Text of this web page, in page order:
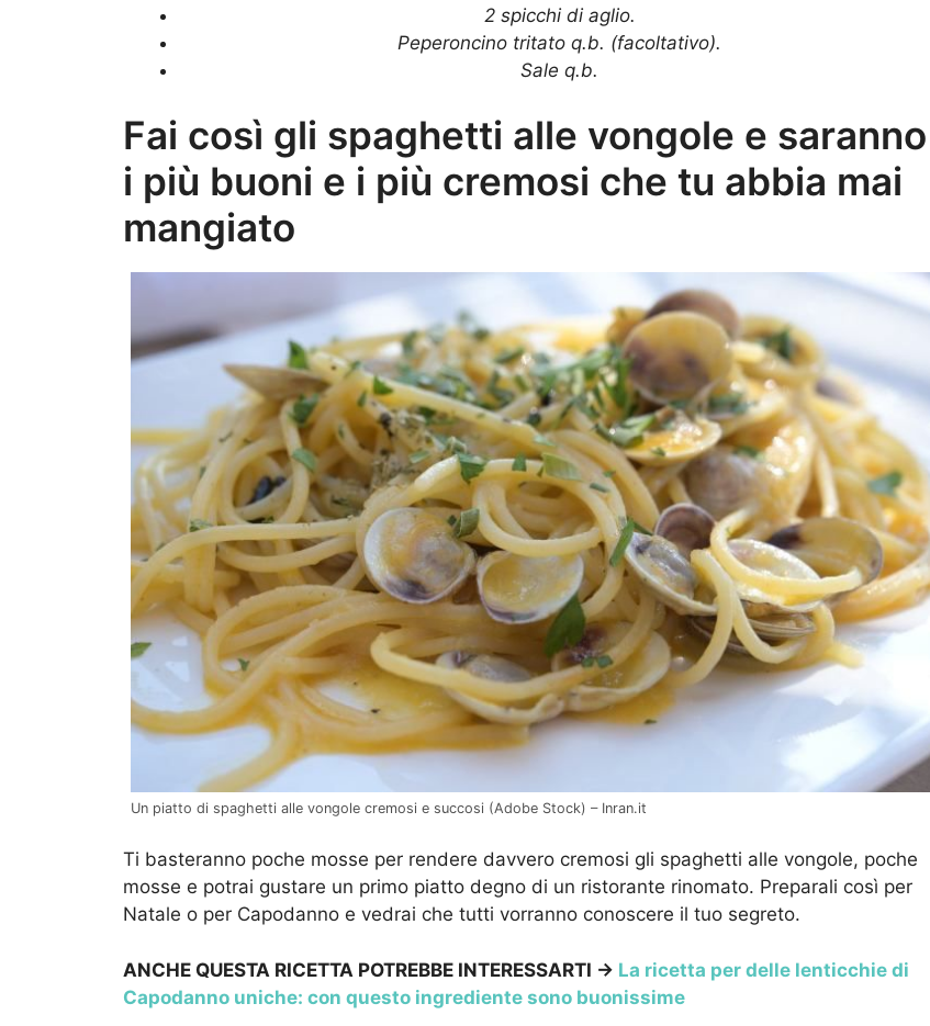
2 spicchi di aglio.
Peperoncino tritato q.b. (facoltativo).
Sale q.b.
Fai così gli spaghetti alle vongole e saranno
i più buoni e i più cremosi che tu abbia mai
mangiato
Un piatto di spaghetti alle vongole cremosi e succosi (Adobe Stock) – Inran.it
Ti basteranno poche mosse per rendere davvero cremosi gli spaghetti alle vongole, poche
mosse e potrai gustare un primo piatto degno di un ristorante rinomato. Preparali così per
Natale o per Capodanno e vedrai che tutti vorranno conoscere il tuo segreto.
ANCHE QUESTA RICETTA POTREBBE INTERESSARTI -> La ricetta per delle lenticchie di
Capodanno uniche: con questo ingrediente sono buonissime